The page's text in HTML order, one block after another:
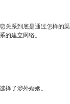
系到底是通过怎样的
的建立网络。
择了涉外婚姻。